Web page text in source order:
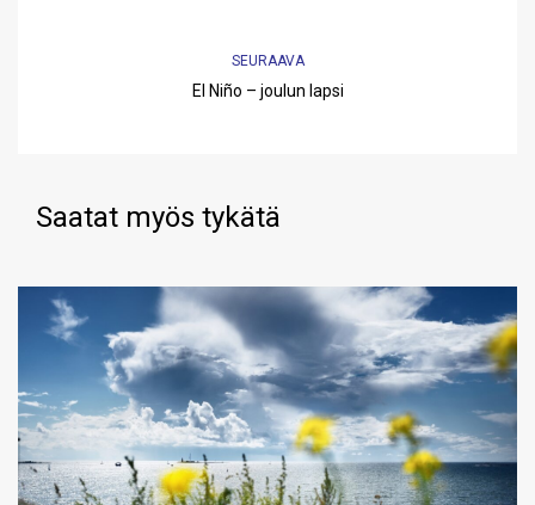
SEURAAVA
El Niño – joulun lapsi
Saatat myös tykätä